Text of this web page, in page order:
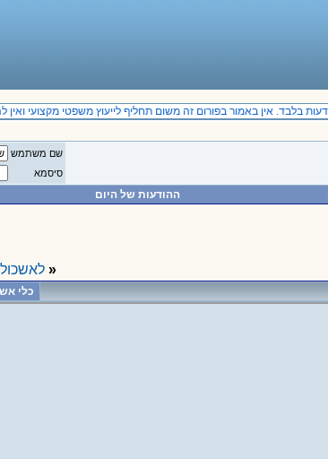
בלבד. אין באמור בפורום זה משום תחליף לייעוץ משפטי מקצועי ואין
שם משתמש
סיסמא
ההודעות של היום
«
כלי